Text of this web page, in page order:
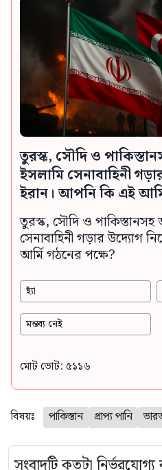
তুরস্ক, সৌদি ও
ইসলামি সেনাবাহিনী
ইরান। আপনি কি এই
তুরস্ক, সৌদি ও পাকিস্তানসহ
সেনাবাহিনী গড়ার উদ্যোগ
আর্মি গঠনের পক্ষে?
হ্যাঁ
মন্তব্য নেই
মোট ভোট: ৫১১৬
বিষয়ঃ পাকিস্তান প্রাপ্য পানি